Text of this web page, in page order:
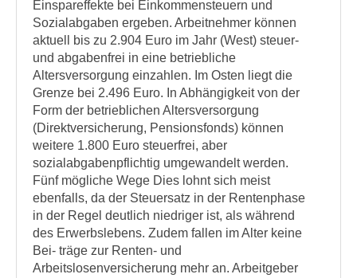
Einspareffekte bei Einkommensteuern und
Sozialabgaben ergeben. Arbeitnehmer können
aktuell bis zu 2.904 Euro im Jahr (West) steuer-
und abgabenfrei in eine betriebliche
Altersversorgung einzahlen. Im Osten liegt die
Grenze bei 2.496 Euro. In Abhängigkeit von der
Form der betrieblichen Altersversorgung
(Direktversicherung, Pensionsfonds) können
weitere 1.800 Euro steuerfrei, aber
sozialabgabenpflichtig umgewandelt werden.
Fünf mögliche Wege Dies lohnt sich meist
ebenfalls, da der Steuersatz in der Rentenphase
in der Regel deutlich niedriger ist, als während
des Erwerbslebens. Zudem fallen im Alter keine
Bei- träge zur Renten- und
Arbeitslosenversicherung mehr an. Arbeitgeber